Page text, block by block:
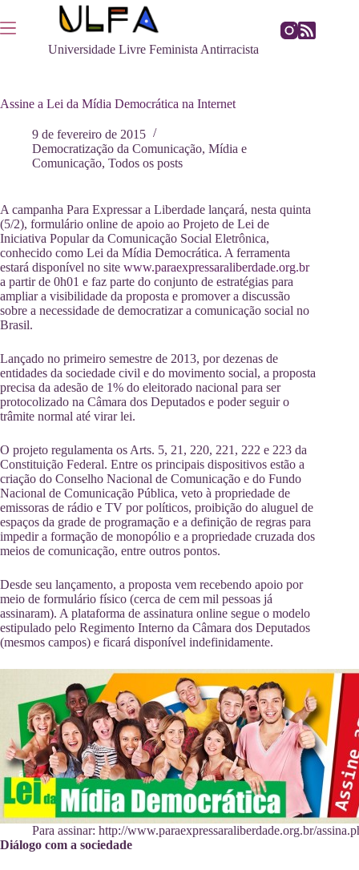
para
o
Universidade Livre Feminista Antirracista
Assine a Lei da Mídia Democrática na Internet
9 de fevereiro de 2015
Democratização da Comunicação, Mídia e
Comunicação, Todos os posts
A campanha Para Expressar a Liberdade lançará, nesta quinta
(5/2), formulário online de apoio ao Projeto de Lei de
Iniciativa Popular da Comunicação Social Eletrônica,
conhecido como Lei da Mídia Democrática. A ferramenta
estará disponível no site www.paraexpressaraliberdade.org.br
a partir de 0h01 e faz parte do conjunto de estratégias para
ampliar a visibilidade da proposta e promover a discussão
sobre a necessidade de democratizar a comunicação social no
Brasil.
Lançado no primeiro semestre de 2013, por dezenas de
entidades da sociedade civil e do movimento social, a proposta
precisa da adesão de 1% do eleitorado nacional para ser
protocolizado na Câmara dos Deputados e poder seguir o
trâmite normal até virar lei.
O projeto regulamenta os Arts. 5, 21, 220, 221, 222 e 223 da
Constituição Federal. Entre os principais dispositivos estão a
criação do Conselho Nacional de Comunicação e do Fundo
Nacional de Comunicação Pública, veto à propriedade de
emissoras de rádio e TV por políticos, proibição do aluguel de
espaços da grade de programação e a definição de regras para
impedir a formação de monopólio e a propriedade cruzada dos
meios de comunicação, entre outros pontos.
Desde seu lançamento, a proposta vem recebendo apoio por
meio de formulário físico (cerca de cem mil pessoas já
assinaram). A plataforma de assinatura online segue o modelo
estipulado pelo Regimento Interno da Câmara dos Deputados
(mesmos campos) e ficará disponível indefinidamente.
Para assinar: http://www.paraexpressaraliberdade.org.br/
Diálogo com a sociedade